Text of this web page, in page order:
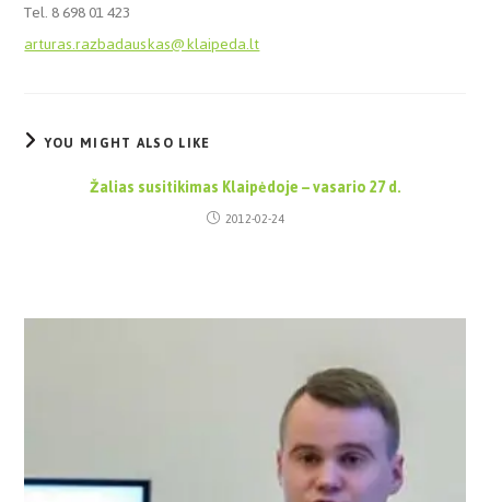
Tel. 8 698 01 423
arturas.razbadauskas@klaipeda.lt
YOU MIGHT ALSO LIKE
Žalias susitikimas Klaipėdoje – vasario 27 d.
2012-02-24